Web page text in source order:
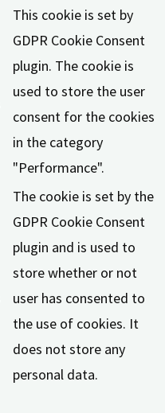
This cookie is set by
GDPR Cookie Consent
plugin. The cookie is
used to store the user
consent for the cookies
in the category
"Performance".
The cookie is set by the
GDPR Cookie Consent
plugin and is used to
store whether or not
user has consented to
the use of cookies. It
does not store any
personal data.